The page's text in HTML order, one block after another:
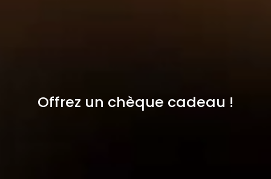
Offrez un chèque cadeau !